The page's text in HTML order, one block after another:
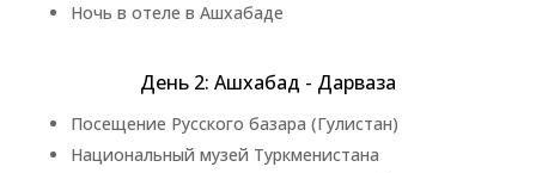
Ночь в отеле в Ашхабаде
День 2: Ашхабад - Дарваза
Посещение Русского базара (Гулистан)
Национальный музей Туркменистана